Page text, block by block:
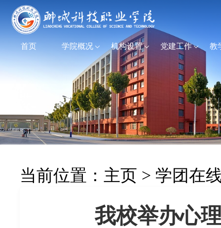
首页 学院概况 机构设置 党建工作 教
当前位置： 主页 > 学团在
我校举办心